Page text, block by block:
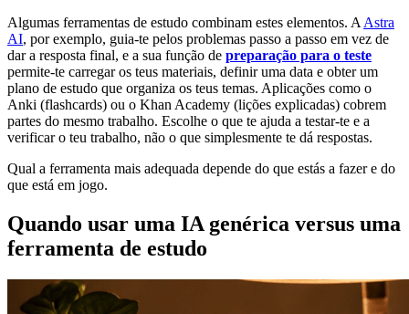
Algumas ferramentas de estudo combinam estes elementos. A Astra
AI, por exemplo, guia-te pelos problemas passo a passo em vez de
dar a resposta final, e a sua função de preparação para o teste
permite-te carregar os teus materiais, definir uma data e obter um
plano de estudo que organiza os teus temas. Aplicações como o
Anki (flashcards) ou o Khan Academy (lições explicadas) cobrem
partes do mesmo trabalho. Escolhe o que te ajuda a testar-te e a
verificar o teu trabalho, não o que simplesmente te dá respostas.
Qual a ferramenta mais adequada depende do que estás a fazer e do
que está em jogo.
Quando usar uma IA genérica versus uma
ferramenta de estudo